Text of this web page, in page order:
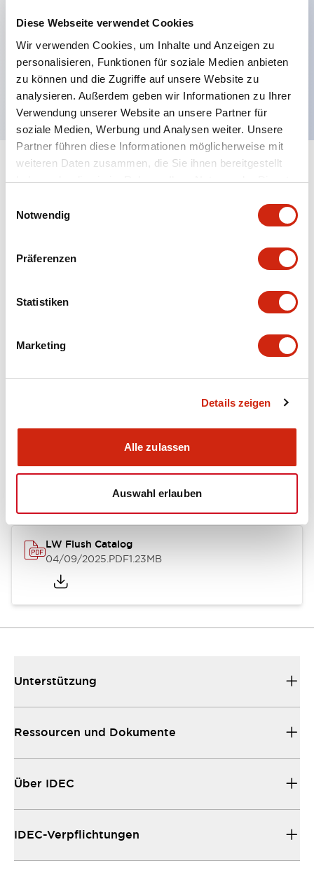
Diese Webseite verwendet Cookies
Wir verwenden Cookies, um Inhalte und Anzeigen zu
personalisieren, Funktionen für soziale Medien anbieten
zu können und die Zugriffe auf unsere Website zu
analysieren. Außerdem geben wir Informationen zu Ihrer
Verwendung unserer Website an unsere Partner für
soziale Medien, Werbung und Analysen weiter. Unsere
Partner führen diese Informationen möglicherweise mit
weiteren Daten zusammen, die Sie ihnen bereitgestellt
haben oder die sie im Rahmen Ihrer Nutzung der Dienste
Notwendig
Präferenzen
Statistiken
Marketing
Details zeigen
Alle zulassen
Auswahl erlauben
Mehrfachbefestigung möglich
Der schlüsselsichere Selektorschalter verwendet
eine hochsichere Stiftzuhaltungsstruktur
Schutzart IP65 (IEC60529)
Mounting and Installation Specifications
Kataloge & Broschüren Genehmigungen & Standards
LW Flush Catalog
04/09/2025.PDF1.23MB
Unterstützung
Ressourcen und Dokumente
Über IDEC
IDEC-Verpflichtungen